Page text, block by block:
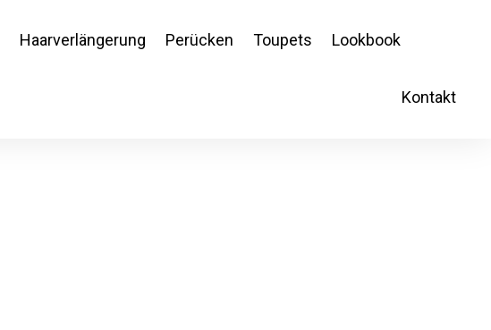
Haarverlängerung Perücken Toupets Lookbook
Kontakt